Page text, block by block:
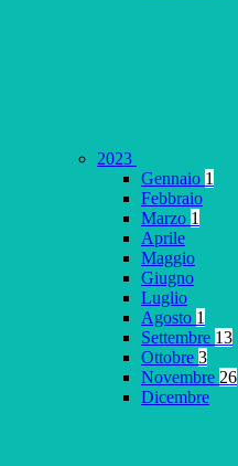
2023
Gennaio 1
Febbraio
Marzo 1
Aprile
Maggio
Giugno
Luglio
Agosto 1
Settembre 13
Ottobre 3
Novembre 26
Dicembre